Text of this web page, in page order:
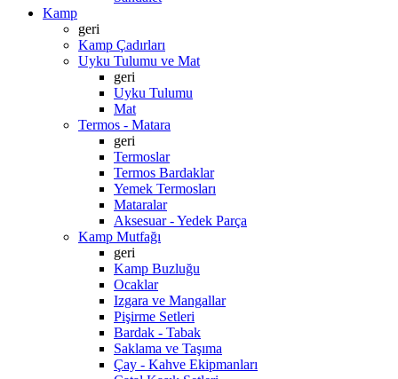
Kamp
geri
Kamp Çadırları
Uyku Tulumu ve Mat
geri
Uyku Tulumu
Mat
Termos - Matara
geri
Termoslar
Termos Bardaklar
Yemek Termosları
Mataralar
Aksesuar - Yedek Parça
Kamp Mutfağı
geri
Kamp Buzluğu
Ocaklar
Izgara ve Mangallar
Pişirme Setleri
Bardak - Tabak
Saklama ve Taşıma
Çay - Kahve Ekipmanları